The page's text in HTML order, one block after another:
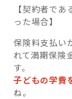
【契約者で
った場合】
保険料支払い
れて満期保険
す。
子どもの学費
ね。